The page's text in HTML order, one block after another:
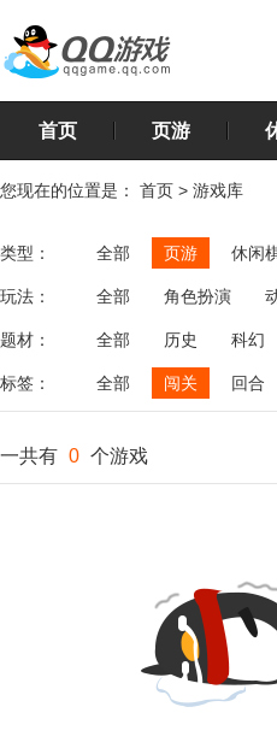
首页 页游
您现在的位置是： 首页 > 游戏库
类型： 全部 页游 休闲
玩法： 全部 角色扮演
飞行
恋爱 第三
题材： 全部 历史 科幻
标签： 全部 闯关 回合
一共有 0 个游戏